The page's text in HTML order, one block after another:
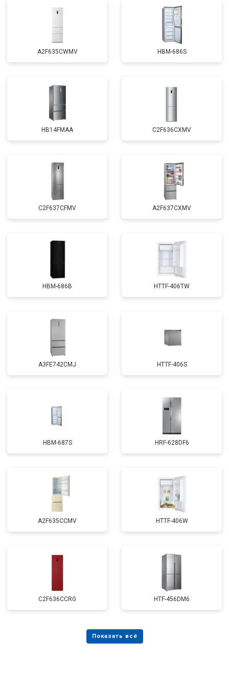
A2F635CWMV HBM-686S
HB14FMAA C2F636CXMV
C2F637CFMV A2F637CXMV
HBM-686B HTTF-406TW
A3FE742CMJ HTTF-406S
HBM-687S HRF-628DF6
A2F635CCMV HTTF-406W
C2F636CCRG HTF-456DM6